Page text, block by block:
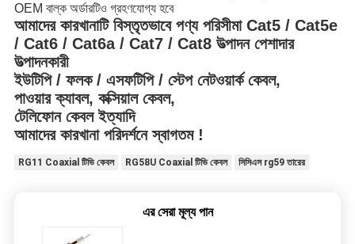
OEM বাল্ক অর্ডারটিও গ্রহণযোগ্য হবে
আমাদের কারখানাটি বিস্তৃতভাবে পণ্য পরিসীমা Cat5 / Cat5e
/ Cat6 / Cat6a / Cat7 / Cat8 উত্পাদন পেশাদার
উত্পাদনকারী
ইউটিপি / ফলক / এসফটিপি / স্টেপ নেটওয়ার্ক কেবল,
পাওয়ার ক্যাবল, কক্সিয়াল কেবল,
টেলিফোন কেবল ইত্যাদি
আমাদের কারখানা পরিদর্শনে স্বাগতম !
RG11 Coaxial টিভি কেবল RG58U Coaxial টিভি কেবল সিসিএস rg59 তারের
এর সেরা মূল্য পান